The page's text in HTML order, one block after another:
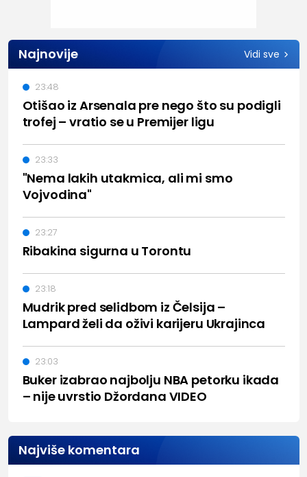
Najnovije Vidi sve
Otišao iz Arsenala pre nego što su podigli
trofej – vratio se u Premijer ligu
23:48
"Nema lakih utakmica, ali mi smo
Vojvodina"
23:33
Ribakina sigurna u Torontu
23:27
Mudrik pred selidbom iz Čelsija –
Lampard želi da oživi karijeru Ukrajinca
23:18
Buker izabrao najbolju NBA petorku ikada
– nije uvrstio Džordana VIDEO
23:03
Najviše komentara